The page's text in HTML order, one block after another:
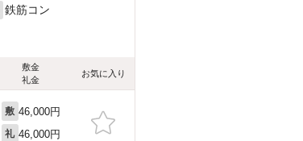
鉄筋コン
敷金
礼金
お気に入り
敷 46,000円
礼 46,000円